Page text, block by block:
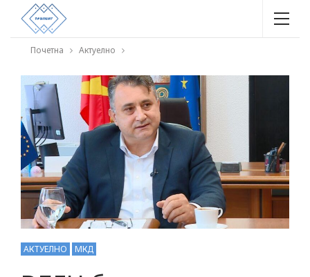
Почетна Актуелно
АКТУЕЛНО МКД